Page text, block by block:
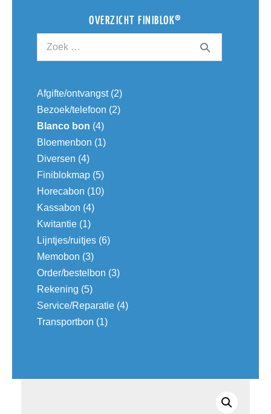
OVERZICHT FINIBLOK®
Afgifte/ontvangst (2)
Bezoek/telefoon (2)
Blanco bon (4)
Bloemenbon (1)
Diversen (4)
Finiblokmap (5)
Horecabon (10)
Kassabon (4)
Kwitantie (1)
Lijntjes/ruitjes (6)
Memobon (3)
Order/bestelbon (3)
Rekening (5)
Service/Reparatie (4)
Transportbon (1)